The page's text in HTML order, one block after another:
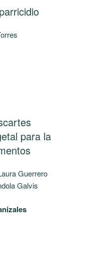
para la
Guerrero
Galvis